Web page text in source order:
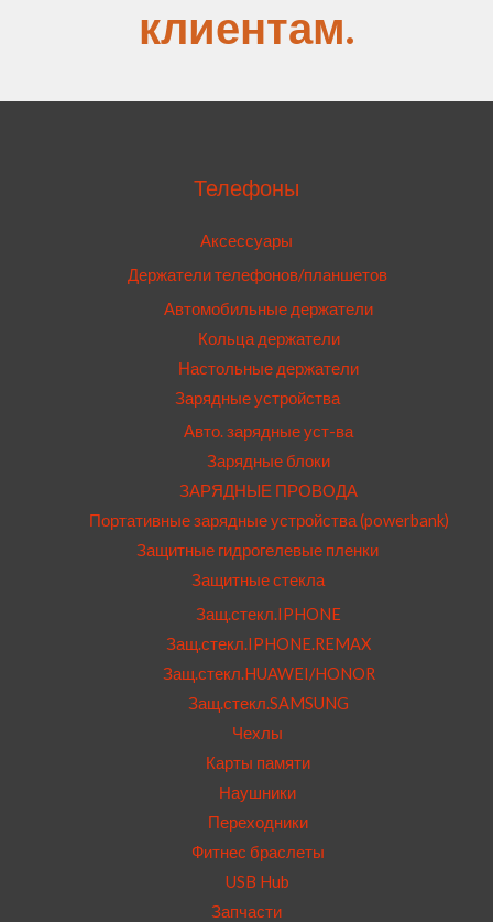
клиентам.
Телефоны
Аксессуары
Держатели телефонов/планшетов
Автомобильные держатели
Кольца держатели
Настольные держатели
Зарядные устройства
Авто. зарядные уст-ва
Зарядные блоки
ЗАРЯДНЫЕ ПРОВОДА
Портативные зарядные устройства (powerbank)
Защитные гидрогелевые пленки
Защитные стекла
Защ.стекл.IPHONE
Защ.стекл.IPHONE.REMAX
Защ.стекл.HUAWEI/HONOR
Защ.стекл.SAMSUNG
Чехлы
Карты памяти
Наушники
Переходники
Фитнес браслеты
USB Hub
Запчасти